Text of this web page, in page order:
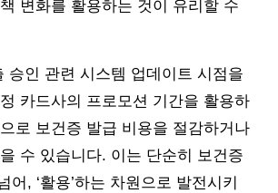
변화를 활용하는 것이 유리할 수
승인 관련 시스템 업데이트 시점을
카드사의 프로모션 기간을 활용하
로 보건증 발급 비용을 절감하거나
수 있습니다. 이는 단순히 보건증
어, ‘활용’하는 차원으로 발전시키